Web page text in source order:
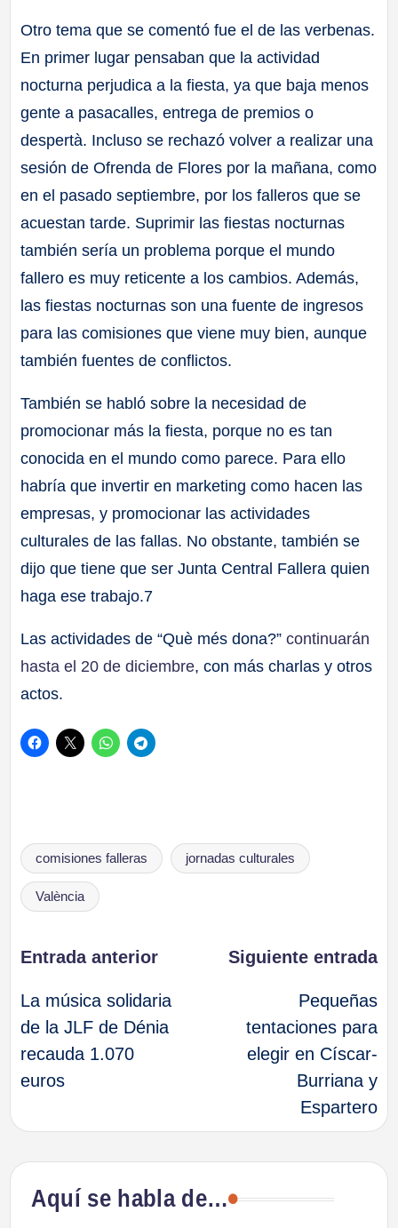
Otro tema que se comentó fue el de las verbenas.
En primer lugar pensaban que la actividad
nocturna perjudica a la fiesta, ya que baja menos
gente a pasacalles, entrega de premios o
despertà. Incluso se rechazó volver a realizar una
sesión de Ofrenda de Flores por la mañana, como
en el pasado septiembre, por los falleros que se
acuestan tarde. Suprimir las fiestas nocturnas
también sería un problema porque el mundo
fallero es muy reticente a los cambios. Además,
las fiestas nocturnas son una fuente de ingresos
para las comisiones que viene muy bien, aunque
también fuentes de conflictos.
También se habló sobre la necesidad de
promocionar más la fiesta, porque no es tan
conocida en el mundo como parece. Para ello
habría que invertir en marketing como hacen las
empresas, y promocionar las actividades
culturales de las fallas. No obstante, también se
dijo que tiene que ser Junta Central Fallera quien
haga ese trabajo.7
Las actividades de “Què més dona?”continuarán
hasta el 20 de diciembre, con más charlas y otros
actos.
Etiquetas:
comisiones falleras jornadas culturales
València
Navegación
de
entradas
Entrada anterior
La música solidaria
de la JLF de Dénia
recauda 1.070
euros
Siguiente entrada
Pequeñas
tentaciones para
elegir en Císcar-
Burriana y
Espartero
Aquí se habla de…